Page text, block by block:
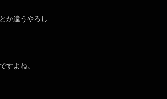
か違うやろし
すよね。